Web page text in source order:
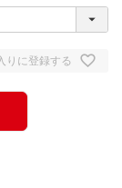
りに登録する